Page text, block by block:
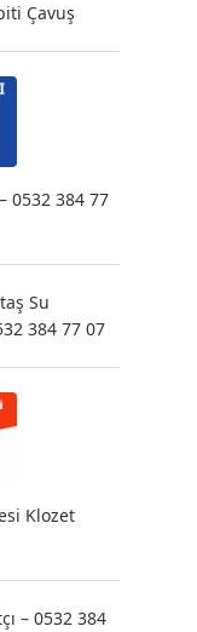
Çavuş
0532 384 77
Su
384 77 07
Klozet
– 0532 384